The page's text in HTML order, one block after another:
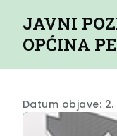
JAVNI
OPĆINA
Datum objave: